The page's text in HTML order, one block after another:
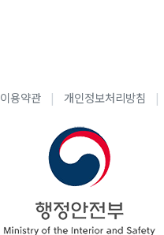
이용약관 개인정보처리방침